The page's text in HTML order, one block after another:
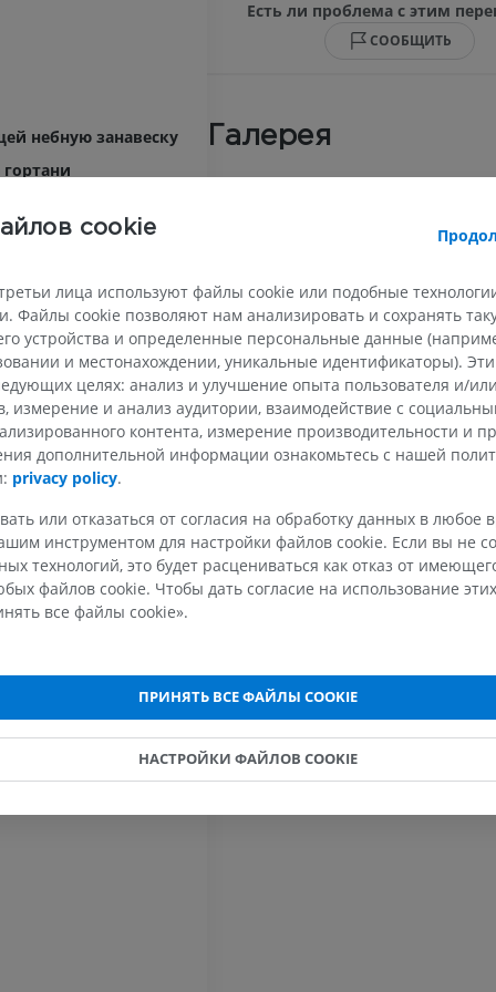
небную занавеску
конечности
Есть ли проблема с этим
СООБЩИТЬ
Галерея
КОНЕЧНОСТЬ
конечности
MPT
ПРЕМИУМ
МРТ плечевого сустава
MPT
ПРЕМИУМ
MPT
ПРЕМИУМ
МРТ локтевого сустава
MPT
НИЖНЯЯ
Нижняя
Иллюстрации
нижней
БЕСПЛАТНО
MPT
MPT
cookie
лица используют файлы cookie или подобные
Файлы cookie позволяют нам анализировать и сохранять
устройства и определенные персональные данные
и местонахождении, уникальные идентификаторы).
целях: анализ и улучшение опыта пользователя и/
измерение и анализ аудитории, взаимодействие с
контента, измерение производительности и
дополнительной информации ознакомьтесь с нашей
privacy policy.
или отказаться от согласия на обработку данных в любое
инструментом для настройки файлов cookie. Если вы не
технологий, это будет расцениваться как отказ от
файлов cookie. Чтобы дать согласие на использование
все файлы cookie».
ПРИНЯТЬ ВСЕ ФАЙЛЫ COOKIE
НАСТРОЙКИ ФАЙЛОВ COOKIE